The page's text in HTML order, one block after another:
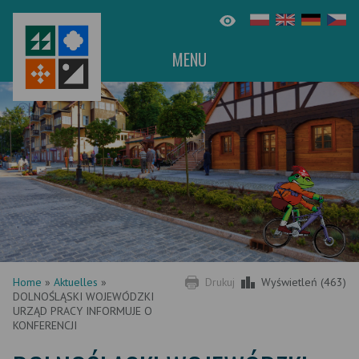
MENU
Drukuj Wyświetleń (463)
Home » Aktuelles »
DOLNOŚLĄSKI WOJEWÓDZKI
URZĄD PRACY INFORMUJE O
KONFERENCJI